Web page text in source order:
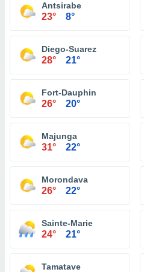
Antsirabe
23° 8°
Diego-Suarez
28° 21°
Fort-Dauphin
26° 20°
Majunga
31° 22°
Morondava
26° 22°
Sainte-Marie
24° 21°
Tamatave